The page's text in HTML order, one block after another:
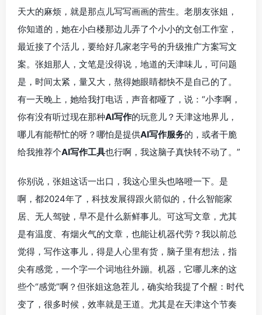
天大的麻烦，就是那点儿写写画画的营生。老朋友张姐，
你知道的，她在小白楼那边儿弄了个小小的文创工作室，
最近接了个活儿，要给好几家老字号的升级推广方案写文
案。张姐那人，文笔是没得说，地道的天津味儿，可问题
是，时间太紧，量又大，熬得她眼睛都快不是自己的了。
有一天晚上，她给我打电话，声音都哑了，说：“小李啊，
你有没有听过现在那种AI写作的玩意儿？天津这地界儿，
哪儿有能帮忙的呀？哪怕是提供AI写作服务的，或者干脆
给我推荐个AI写作工具也行啊，我这脑子真快转不动了。”
你别说，张姐这话一出口，我这心里头也咯噔一下。是
啊，都2024年了，科技发展得跟火箭似的，什么智能家
居、无人驾驶，早不是什么新鲜事儿。可这写文章，尤其
是有温度、有烟火气的文章，也能让机器代劳？我以前总
觉得，写作这事儿，得是人心里有货，脑子里有想法，指
尖有感觉，一个字一个词地往外蹦。机器，它哪儿来的这
些个“感觉”啊？但张姐这急茬儿，确实给我提了个醒：时代
变了，很多时候，效率就是王道。尤其是在天津这个节奏